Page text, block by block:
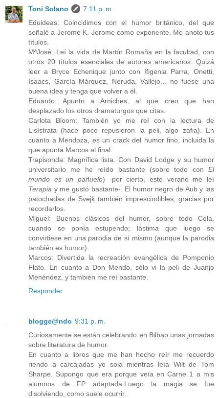
Toni Solano
7:11 p. m.
Eduideas: Coincidimos con el humor británico, del que
señalé a Jerome K. Jerome como exponente. Me anoto tus
títulos.
MªJosé: Leí la vida de Martín Romaña en la facultad, con
otros 20 títulos esenciales de autores americanos. Quizá
leer a Bryce Echenique junto con Ifigenia Parra, Onetti,
Isaacs, García Márquez, Neruda, Vallejo... no fuese una
buena idea y tenga que volver a él.
Eduardo: Apunto a Arniches, al que creo que han
desplazado los otros dramaturgos que citas.
Carlota Bloom: También yo me reí con la lectura de
Lisístrata (hace poco repusieron la peli, algo zafia). En
cuanto a Mendoza, es un crack del humor fino, incluida la
que apunta Marcos al final.
Trapisonda: Magnífica lista. Con David Lodge y su humor
universitario me he reído bastante (sobre todo con El
mundo es un pañuelo) -por cierto, este verano me leí
Terapia y me gustó bastante-. El humor negro de Aub y las
patochadas de Svejk también imprescindibles; gracias por
recordarlos.
Miguel: Buenos clásicos del humor, sobre todo Cela,
cuando se ponía estupendo; lástima que luego se
convirtiese en una parodia de sí mismo (aunque la parodia
también es humor).
Marcos: Divertida la recreación evangélica de Pomponio
Flato. En cuanto a Don Mendo, sólo vi la peli de Juanjo
Menéndez, y también me reí bastante.
Responder
blogge@ndo 9:31 p. m.
Curiosamente se están celebrando en Bilbao unas jornadas
sobre literatura de humor.
En cuanto a libros que me han hecho reír me recuerdo
riendo a carcajadas yo sola mientras leía Wilt de Tom
Sharpe. Supongo que era porque veía en Carne 1 a mis
alumnos de FP adaptada.Luego la magia se fue
disolviendo, como suele ocurrir.